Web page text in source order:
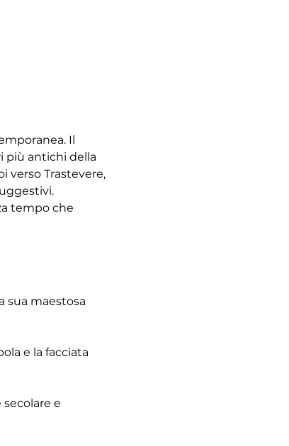
Il
più antichi della
verso Trastevere,
tempo che
sua maestosa
e la facciata
e